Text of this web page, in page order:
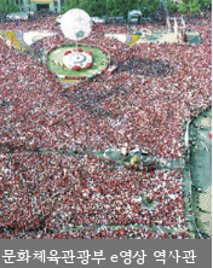
문화체육관광부 e영상 역사관